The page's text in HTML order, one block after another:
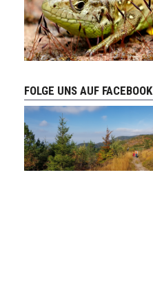
FOLGE UNS AUF FACEBOOK